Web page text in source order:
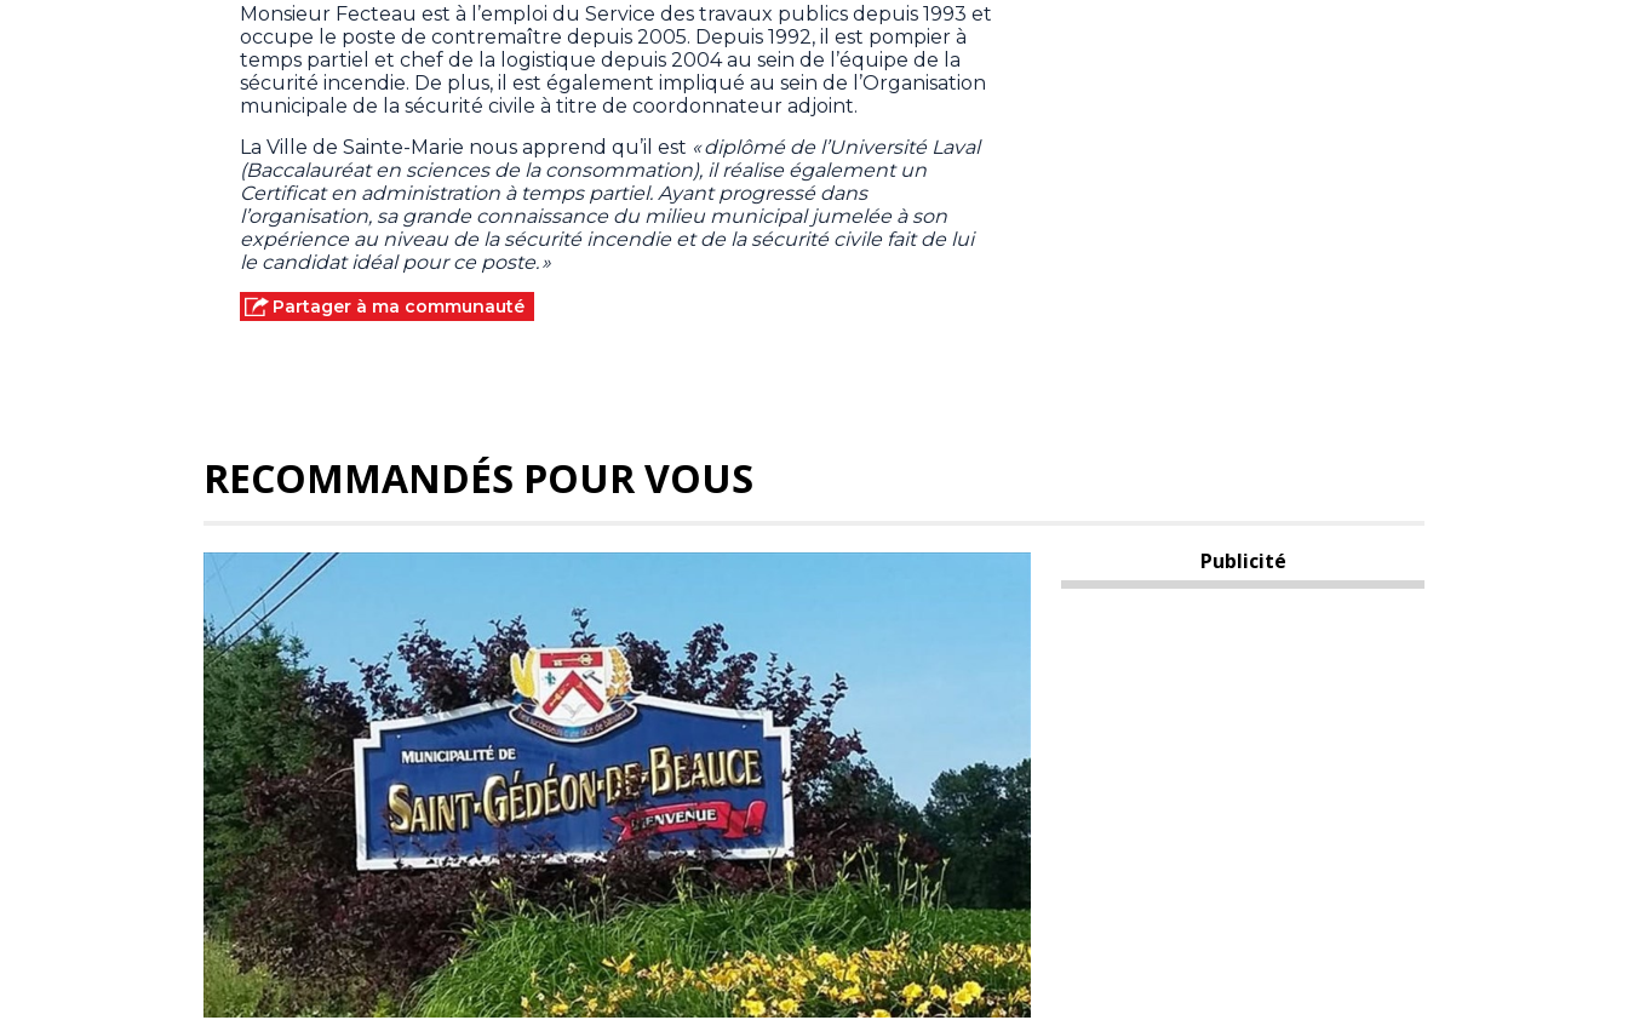
Monsieur Fecteau est à l’emploi du Service des travaux publics depuis 1993 et
occupe le poste de contremaître depuis 2005. Depuis 1992, il est pompier à
temps partiel et chef de la logistique depuis 2004 au sein de l’équipe de la
sécurité incendie. De plus, il est également impliqué au sein de l’Organisation
municipale de la sécurité civile à titre de coordonnateur adjoint.
La Ville de Sainte-Marie nous apprend qu’il est « diplômé de l’Université Laval
(Baccalauréat en sciences de la consommation), il réalise également un
Certificat en administration à temps partiel. Ayant progressé dans
l’organisation, sa grande connaissance du milieu municipal jumelée à son
expérience au niveau de la sécurité incendie et de la sécurité civile fait de lui
le candidat idéal pour ce poste. »
Partager à ma communauté
RECOMMANDÉS POUR VOUS
Publicité